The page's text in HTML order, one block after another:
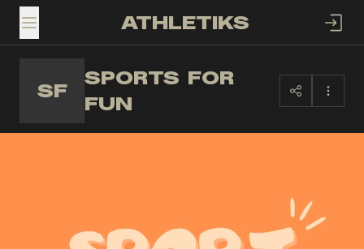
TOGGLE MENUATHLETIKS
SF
SPORTS FOR
FUN